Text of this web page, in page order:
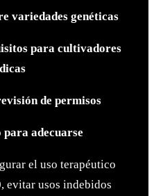
variedades genéticas
para cultivadores
de permisos
para adecuarse
el uso terapéutico
evitar usos indebidos